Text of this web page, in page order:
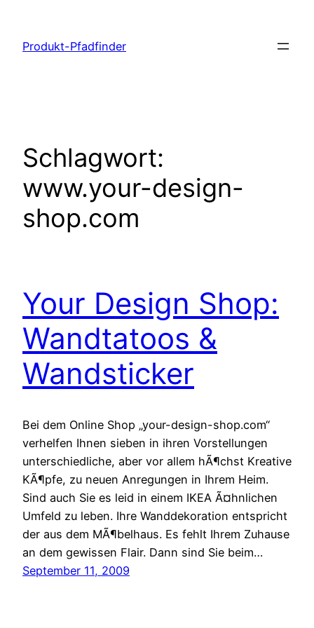
springen
Produkt-Pfadfinder
Schlagwort:
www.your-design-
shop.com
Your Design Shop:
Wandtatoos &
Wandsticker
Bei dem Online Shop „your-design-shop.com“
verhelfen Ihnen sieben in ihren Vorstellungen
unterschiedliche, aber vor allem hÃ¶chst Kreative
KÃ¶pfe, zu neuen Anregungen in Ihrem Heim.
Sind auch Sie es leid in einem IKEA Ã¤hnlichen
Umfeld zu leben. Ihre Wanddekoration entspricht
der aus dem MÃ¶belhaus. Es fehlt Ihrem Zuhause
an dem gewissen Flair. Dann sind Sie beim…
September 11, 2009